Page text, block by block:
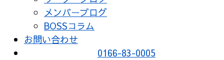
メンバーブログ
BOSSコラム
お問い合わせ
0166-83-0005